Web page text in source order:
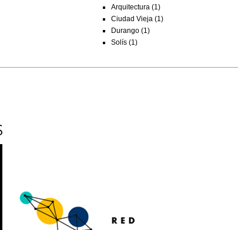
Arquitectura (1)
Ciudad Vieja (1)
Durango (1)
Solís (1)